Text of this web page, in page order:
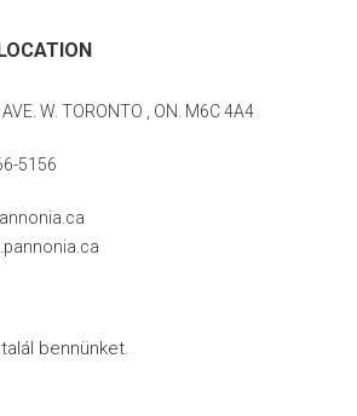
W. TORONTO , ON. M6C 4A4
5156
bennünket.